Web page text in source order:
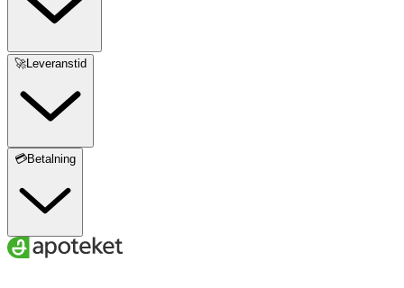
🚀Leveranstid
💳Betalning